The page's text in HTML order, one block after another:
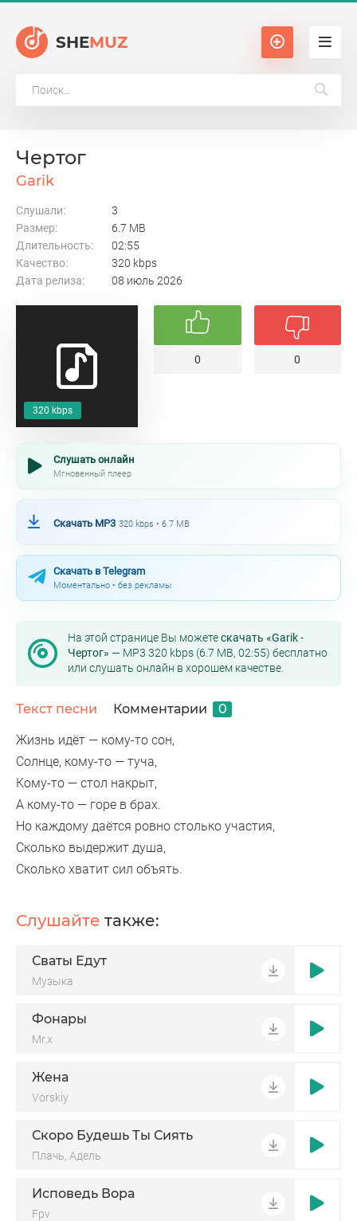
SHEMUZ
320 kbps
Чертог
Garik
Слушали:
3
Размер:
6.7 MB
Длительность:
02:55
Качество:
320 kbps
Дата релиза:
08 июль 2026
0 0
Слушать онлайн
Мгновенный плеер
Скачать MP3 320 kbps • 6.7 MB
Скачать в Telegram
Моментально • без рекламы
На этой странице Вы можетескачать «Garik -
Чертог» — MP3 320 kbps (6.7 MB, 02:55) бесплатно
или слушать онлайн в хорошем качестве.
Текст песни Комментарии 0
Жизнь идёт — кому-то сон,
Солнце, кому-то — туча,
Кому-то — стол накрыт,
А кому-то — горе в брах.
Но каждому даётся ровно столько участия,
Сколько выдержит душа,
Сколько хватит сил объять.
Слушайте также:
Сваты Едут
Музыка
Фонары
Mr.x
Жена
Vorskiy
Скоро Будешь Ты Сиять
Плачь, Адель
Исповедь Вора
Fpv